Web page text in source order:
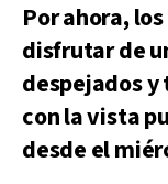
Por ahora,
disfrutar de
despejados
con la vista
desde el